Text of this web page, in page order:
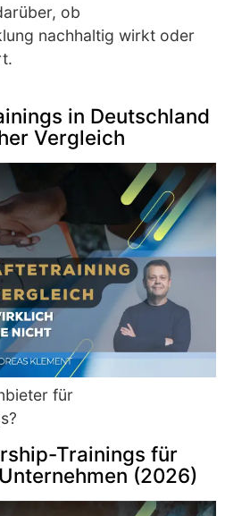
ob
nachhaltig wirkt oder
in Deutschland
Vergleich
für
Trainings für
(2026)